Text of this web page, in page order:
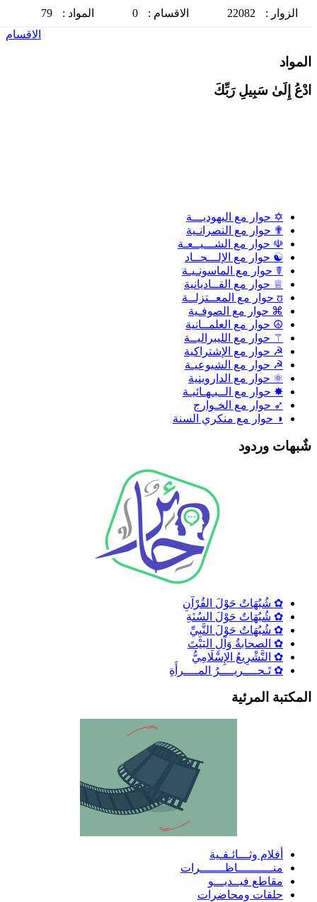
الزوار : 22082 الاقسام : المواد :
79
الاقسام
إِلَىٰ سَبِيلِ رَبِّكَ
✡ حوار مع اليهوديـــة
✟ حوار مع النصرانـية
☫ حوار مع الشـــيــعـة
☯ حوار مع الإلـــحــاد
☤ حوار مع الماسونـيـة
♕ حوار مع القــاديانية
ʊ حوار مع المعــتزلــة
⌘ حوار مع الصوفـية
☮ حوار مع العلمــانية
⚚ حوار مع الليبراليــة
☭ حوار مع الإشتراكية
☭ حوار مع الشيوعيـة
⚛ حوار مع الداروينية
✸ حوار مع الــبـهـائيـة
➶ حوار مع الخـوارج
◑ حوار مع منكري السنة
وردود
✿ شُبُهَاتٌ حَوْلَ القُرْآنِ
✿ شُبُهَاتٌ حَوْلَ السُنَةِ
✿ شُبُهَاتٌ حَوْلَ النَّبِيِّ
✿ الصحابةُ وَآلِ البَيْتَ
✿ التَّشْرِيعُ الإِسْلَامِيُّ
✿ تَـحــــريــــرُ المــــرأَةِ
المرئية
أفلام وثـــائـقـية
منــــــــــاظـــــــرات
مقاطع فيــديـــو
حلقات ومحاضرات